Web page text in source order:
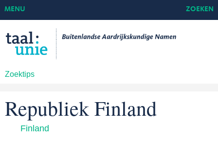
Zoektips
MENU ZOEKEN
Republiek Finland
Finland